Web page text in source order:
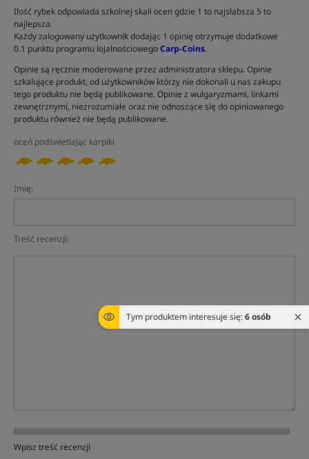
Tym produktem interesuje się:6 osób
Ilość rybek odpowiada szkolnej skali ocen gdzie 1 to najsłabsza 5 to
najlepsza.
Każdy zalogowany użytkownik dodając 1 opinię otrzymuje dodatkowe
0.1 punktu programu lojalnościowegoCarp-Coins.
Opinie są ręcznie moderowane przez administratora sklepu. Opinie
szkalujące produkt, od użytkowników którzy nie dokonali u nas zakupu
tego produktu nie będą publikowane. Opinie z wulgaryzmami, linkami
zewnętrznymi, niezrozumiałe oraz nie odnoszące się do opiniowanego
produktu również nie będą publikowane.
oceń podświetlając karpiki
Imię:
Treść recenzji:
Wpisz treść recenzji